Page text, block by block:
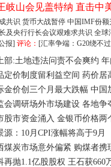
岐山会见盖特纳 直击中
共识 货币大战暂停 中国IMF份额
及央行行长会议艰难求共识 全球
报] 评论： [汇率争端：G20绕不
部:土地违法问责不会爽约
定价制度留利益空间 药价居
金价创三个月最大跌幅 中国
会调研场外市场建设 各地争
股市资金涌入 金银币价格两
源：10月CPI涨幅将高于9月
煤炭市场意外偏紧 购煤者携
再抛1.1亿股股权 王石获660